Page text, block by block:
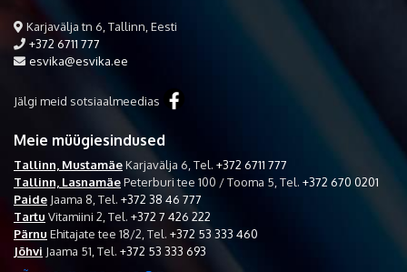
Karjavälja tn 6, Tallinn, Eesti
+372 6711 777
esvika@esvika.ee
Jälgi meid sotsiaalmeedias
Meie müügiesindused
Tallinn, MustamäeKarjavälja 6, Tel. +372 6711 777
Tallinn, LasnamäePeterburi tee 100 / Tooma 5, Tel. +372 670 0201
Paide Jaama 8, Tel. +372 38 46 777
Tartu Vitamiini 2, Tel. +372 7 426 222
Pärnu Ehitajate tee 18/2, Tel. +372 53 333 460
Jõhvi Jaama 51, Tel. +372 53 333 693